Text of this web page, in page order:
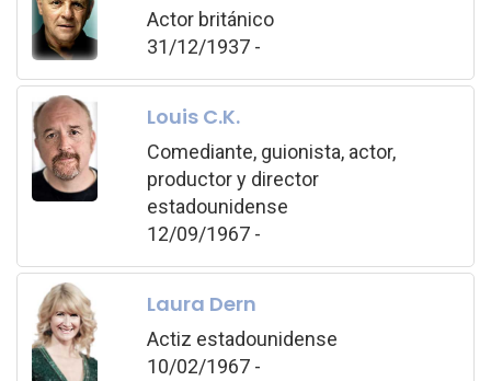
Actor británico
31/12/1937 -
Louis C.K.
Comediante, guionista, actor,
productor y director
estadounidense
12/09/1967 -
Laura Dern
Actiz estadounidense
10/02/1967 -